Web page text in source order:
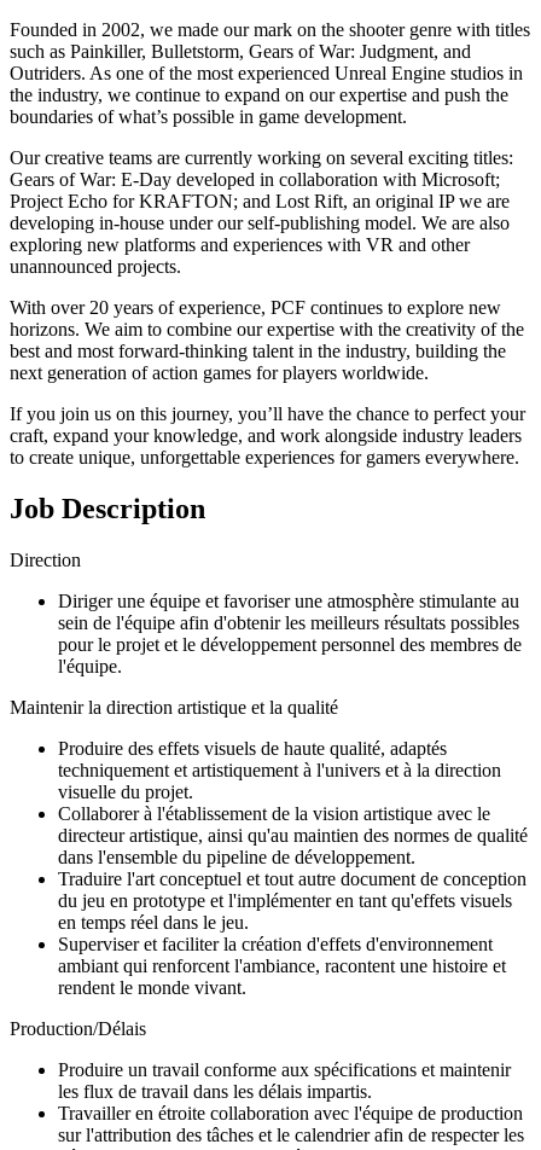
Founded in 2002, we made our mark on the shooter genre with titles
such as Painkiller, Bulletstorm, Gears of War: Judgment, and
Outriders. As one of the most experienced Unreal Engine studios in
the industry, we continue to expand on our expertise and push the
boundaries of what’s possible in game development.
Our creative teams are currently working on several exciting titles:
Gears of War: E-Day developed in collaboration with Microsoft;
Project Echo for KRAFTON; and Lost Rift, an original IP we are
developing in-house under our self-publishing model. We are also
exploring new platforms and experiences with VR and other
unannounced projects.
With over 20 years of experience, PCF continues to explore new
horizons. We aim to combine our expertise with the creativity of the
best and most forward-thinking talent in the industry, building the
next generation of action games for players worldwide.
If you join us on this journey, you’ll have the chance to perfect your
craft, expand your knowledge, and work alongside industry leaders
to create unique, unforgettable experiences for gamers everywhere.
Job Description
Direction
Diriger une équipe et favoriser une atmosphère stimulante au
sein de l'équipe afin d'obtenir les meilleurs résultats possibles
pour le projet et le développement personnel des membres de
l'équipe.
Maintenir la direction artistique et la qualité
Produire des effets visuels de haute qualité, adaptés
techniquement et artistiquement à l'univers et à la direction
visuelle du projet.
Collaborer à l'établissement de la vision artistique avec le
directeur artistique, ainsi qu'au maintien des normes de qualité
dans l'ensemble du pipeline de développement.
Traduire l'art conceptuel et tout autre document de conception
du jeu en prototype et l'implémenter en tant qu'effets visuels
en temps réel dans le jeu.
Superviser et faciliter la création d'effets d'environnement
ambiant qui renforcent l'ambiance, racontent une histoire et
rendent le monde vivant.
Production/Délais
Produire un travail conforme aux spécifications et maintenir
les flux de travail dans les délais impartis.
Travailler en étroite collaboration avec l'équipe de production
sur l'attribution des tâches et le calendrier afin de respecter les